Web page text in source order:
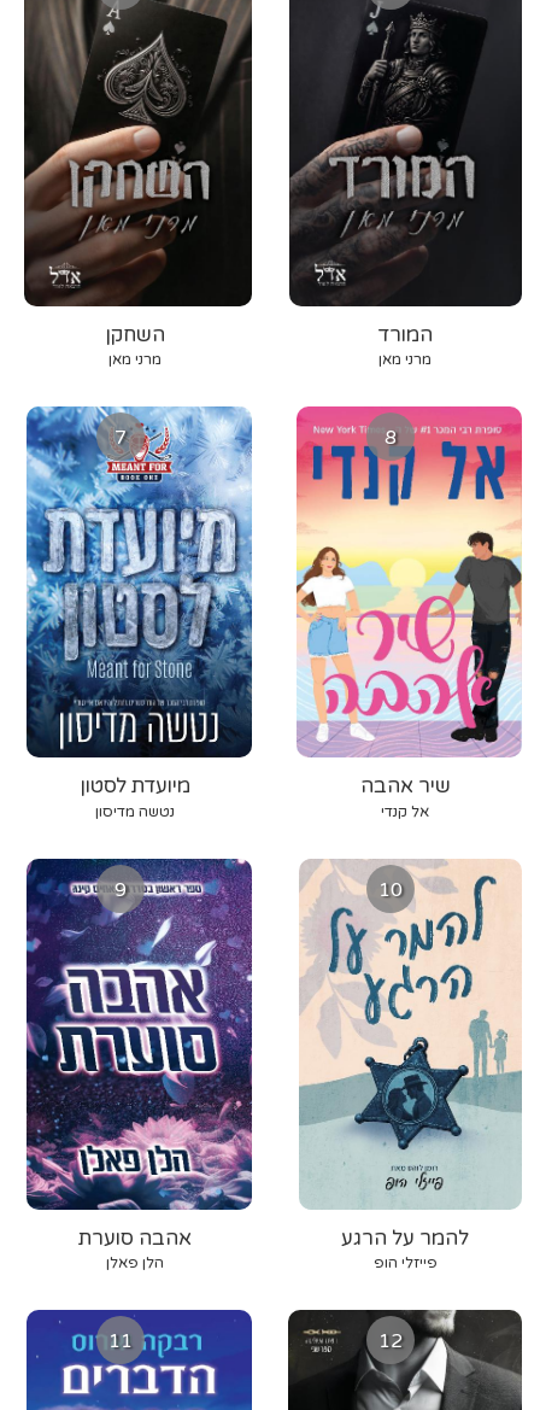
השחקן
מרני מאן
המורד
מרני מאן
7
מיועדת לסטון
נטשה מדיסון
8
שיר אהבה
אל קנדי
9
אהבה סוערת
הלן פאלן
10
להמר על הרגע
פייזלי הופ
11 12